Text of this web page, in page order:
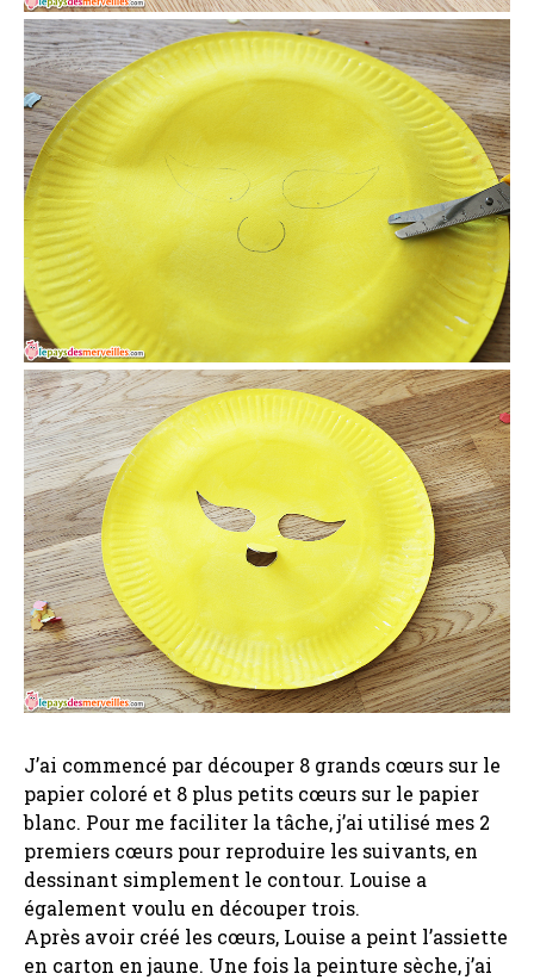
J’ai commencé par découper 8 grands cœurs sur le
papier coloré et 8 plus petits cœurs sur le papier
blanc. Pour me faciliter la tâche, j’ai utilisé mes 2
premiers cœurs pour reproduire les suivants, en
dessinant simplement le contour. Louise a
également voulu en découper trois.
Après avoir créé les cœurs, Louise a peint l’assiette
en carton en jaune. Une fois la peinture sèche, j’ai